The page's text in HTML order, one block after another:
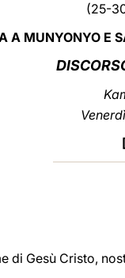
(25-
A MUNYONYO E
di Gesù Cristo,